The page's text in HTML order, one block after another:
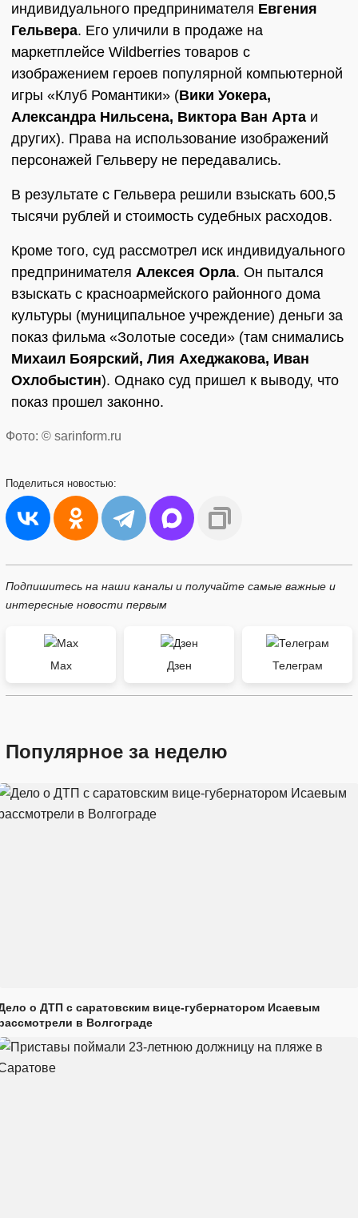
индивидуального предпринимателя Евгения
Гельвера. Его уличили в продаже на
маркетплейсе Wildberries товаров с
изображением героев популярной компьютерной
игры «Клуб Романтики» (Вики Уокера,
Александра Нильсена, Виктора Ван Арта и
других). Права на использование изображений
персонажей Гельверу не передавались.
В результате с Гельвера решили взыскать 600,5
тысячи рублей и стоимость судебных расходов.
Кроме того, суд рассмотрел иск индивидуального
предпринимателя Алексея Орла. Он пытался
взыскать с красноармейского районного дома
культуры (муниципальное учреждение) деньги за
показ фильма «Золотые соседи» (там снимались
Михаил Боярский, Лия Ахеджакова, Иван
Охлобыстин). Однако суд пришел к выводу, что
показ прошел законно.
Фото: © sarinform.ru
Поделиться новостью:
Подпишитесь на наши каналы и получайте самые важные и
интересные новости первым
Max Дзен Телеграм
Популярное за неделю
о ДТП с саратовским вице-губернатором Исаевым
в Волгограде